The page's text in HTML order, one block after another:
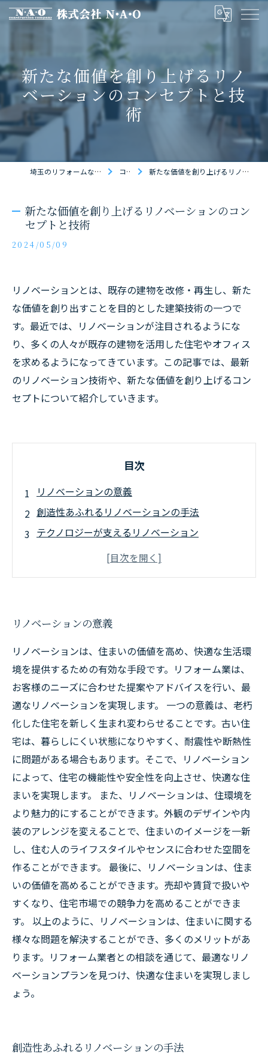
新たな価値を創り上げるリノ
ベーションのコンセプトと技
術
埼玉のリフォームなら株式会社N・A・O コラム 新たな価値を創り上げるリノベーションのコンセプトと技術
新たな価値を創り上げるリノベーションのコン
セプトと技術
2024/05/09
リノベーションとは、既存の建物を改修・再生し、新た
な価値を創り出すことを目的とした建築技術の一つで
す。最近では、リノベーションが注目されるようにな
り、多くの人々が既存の建物を活用した住宅やオフィス
を求めるようになってきています。この記事では、最新
のリノベーション技術や、新たな価値を創り上げるコン
セプトについて紹介していきます。
目次
リノベーションの意義
創造性あふれるリノベーションの手法
テクノロジーが支えるリノベーション
空間デザインと機能性を結びつけたリノベーシ
リノベーションの意義
リノベーションは、住まいの価値を高め、快適な生活環
境を提供するための有効な手段です。リフォーム業は、
お客様のニーズに合わせた提案やアドバイスを行い、最
適なリノベーションを実現します。 一つの意義は、老朽
化した住宅を新しく生まれ変わらせることです。古い住
宅は、暮らしにくい状態になりやすく、耐震性や断熱性
に問題がある場合もあります。そこで、リノベーション
によって、住宅の機能性や安全性を向上させ、快適な住
まいを実現します。 また、リノベーションは、住環境を
より魅力的にすることができます。外観のデザインや内
装のアレンジを変えることで、住まいのイメージを一新
し、住む人のライフスタイルやセンスに合わせた空間を
作ることができます。 最後に、リノベーションは、住ま
いの価値を高めることができます。売却や賃貸で扱いや
すくなり、住宅市場での競争力を高めることができま
す。 以上のように、リノベーションは、住まいに関する
様々な問題を解決することができ、多くのメリットがあ
ります。リフォーム業者との相談を通じて、最適なリノ
ベーションプランを見つけ、快適な住まいを実現しまし
ょう。
創造性あふれるリノベーションの手法